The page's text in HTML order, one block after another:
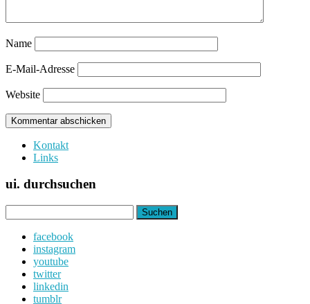
Name
E-Mail-Adresse
Website
Kontakt
Links
ui. durchsuchen
nach:
facebook
instagram
youtube
twitter
linkedin
tumblr